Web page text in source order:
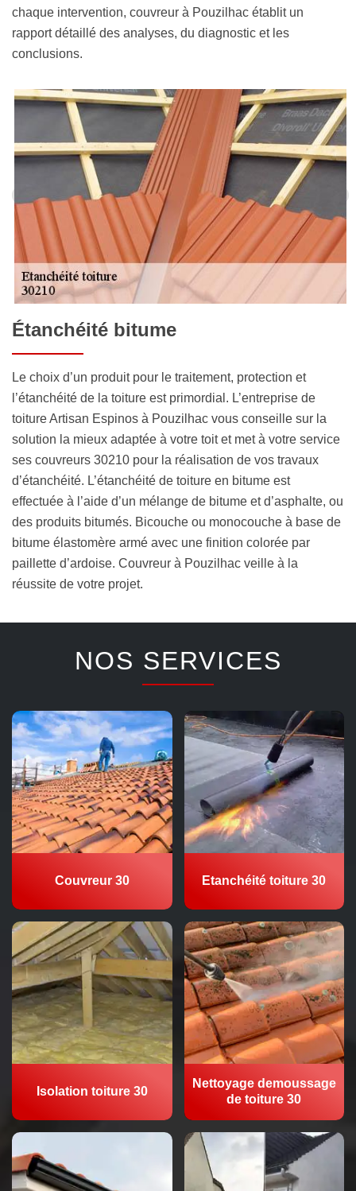
chaque intervention, couvreur à Pouzilhac établit un
rapport détaillé des analyses, du diagnostic et les
conclusions.
Étanchéité bitume
Le choix d’un produit pour le traitement, protection et
l’étanchéité de la toiture est primordial. L’entreprise de
toiture Artisan Espinos à Pouzilhac vous conseille sur la
solution la mieux adaptée à votre toit et met à votre service
ses couvreurs 30210 pour la réalisation de vos travaux
d’étanchéité. L’étanchéité de toiture en bitume est
effectuée à l’aide d’un mélange de bitume et d’asphalte, ou
des produits bitumés. Bicouche ou monocouche à base de
bitume élastomère armé avec une finition colorée par
paillette d’ardoise. Couvreur à Pouzilhac veille à la
réussite de votre projet.
NOS SERVICES
Couvreur 30 Etanchéité toiture 30
Isolation toiture 30
Nettoyage demoussage
de toiture 30